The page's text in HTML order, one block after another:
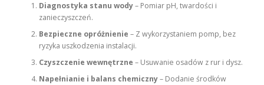
Diagnostyka stanu wody– Pomiar pH, twardości i
zanieczyszczeń.
Bezpieczne opróżnienie – Z wykorzystaniem pomp, bez
ryzyka uszkodzenia instalacji.
Czyszczenie wewnętrzne – Usuwanie osadów z rur i dysz.
Napełnianie i balans chemiczny– Dodanie środków